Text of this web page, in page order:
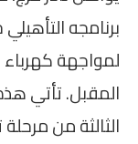
برنامجه
لمواجهة كهرباء
المقبل. تأتي
الثالثة من